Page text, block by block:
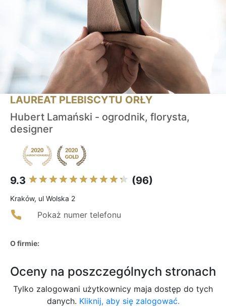
LAUREAT PLEBISCYTU ORŁY
Hubert Lamański - ogrodnik, florysta,
designer
9.3 (96)
Kraków, ul Wolska 2
Pokaż numer telefonu
O firmie:
Oceny na poszczególnych stronach
Tylko zalogowani użytkownicy maja dostęp do tych
danych. Kliknij, aby się zalogować.